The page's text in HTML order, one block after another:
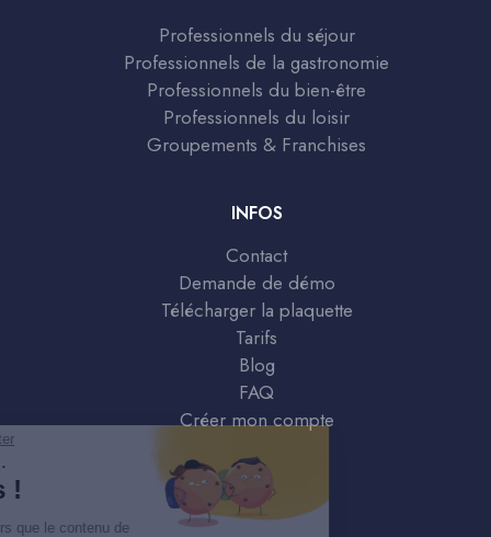
Professionnels du séjour
Professionnels de la gastronomie
Professionnels du bien-être
Professionnels du loisir
Groupements & Franchises
INFOS
Contact
Demande de démo
Télécharger la plaquette
Tarifs
Blog
FAQ
Créer mon compte
les Cookies !
On a attendu d'être sûrs que le contenu de